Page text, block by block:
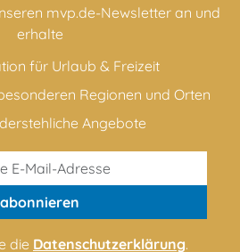
mvp.de-Newsletter an und
erhalte
für Urlaub & Freizeit
Regionen und Orten
Angebote
abonnieren
die Datenschutzerklärung.